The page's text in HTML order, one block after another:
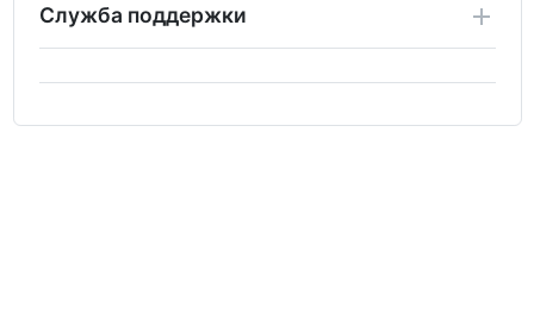
Служба поддержки